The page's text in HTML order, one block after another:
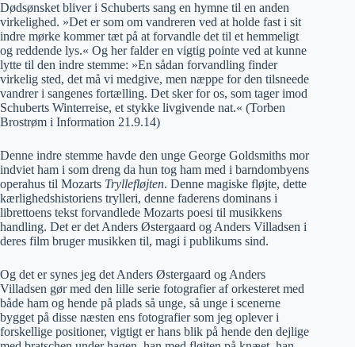
Dødsønsket bliver i Schuberts sang en hymne til en anden
virkelighed. »Det er som om vandreren ved at holde fast i sit
indre mørke kommer tæt på at forvandle det til et hemmeligt
og reddende lys.« Og her falder en vigtig pointe ved at kunne
lytte til den indre stemme: »En sådan forvandling finder
virkelig sted, det må vi medgive, men næppe for den tilsneede
vandrer i sangenes fortælling. Det sker for os, som tager imod
Schuberts Winterreise, et stykke livgivende nat.« (Torben
Brostrøm i Information 21.9.14)
Denne indre stemme havde den unge George Goldsmiths mor
indviet ham i som dreng da hun tog ham med i barndombyens
operahus til Mozarts Tryllefløjten. Denne magiske fløjte, dette
kærlighedshistoriens trylleri, denne faderens dominans i
librettoens tekst forvandlede Mozarts poesi til musikkens
handling. Det er det Anders Østergaard og Anders Villadsen i
deres film bruger musikken til, magi i publikums sind.
Og det er synes jeg det Anders Østergaard og Anders
Villadsen gør med den lille serie fotografier af orkesteret med
både ham og hende på plads så unge, så unge i scenerne
bygget på disse næsten ens fotografier som jeg oplever i
forskellige positioner, vigtigt er hans blik på hende den dejlige